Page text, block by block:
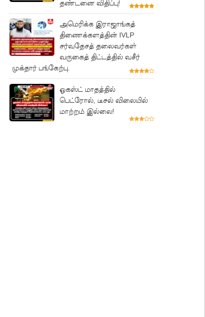
தண்டனை விதிப்பு!
அமெரிக்க இராஜாங்கத்
திணைக்களத்தின் IVLP
சர்வதேசத் தலைவர்கள்
வருகைத் திட்டத்தில் வசீர்
முக்தார் பங்கேற்பு.
ஓகஸ்ட் மாதத்தில்
பெட்ரோல், டீசல் விலையில்
மாற்றம் இல்லை!